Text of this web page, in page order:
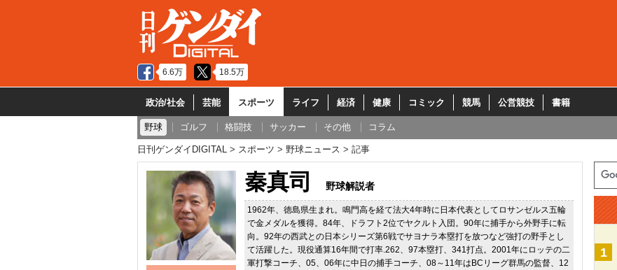
6.6万 18.5万
政治/社会 芸能 スポーツ ライフ 経済 健康 コミック 競馬 公営競技 書籍
野球 ゴルフ 格闘技 サッカー その他 コラム
日刊ゲンダイDIGITAL スポーツ 野球ニュース 記事
秦真司 野球解説者
1962年、徳島県生まれ。鳴門高を経て法大4年時に日本代表としてロサンゼルス五輪
で金メダルを獲得。84年、ドラフト2位でヤクルト入団。90年に捕手から外野手に転
向。92年の西武との日本シリーズ第6戦でサヨナラ本塁打を放つなど強打の野手とし
て活躍した。現役通算16年間で打率.262、97本塁打、341打点。2001年にロッテの二
軍打撃コーチ、05、06年に中日の捕手コーチ、08～11年はBCリーグ群馬の監督、12
1